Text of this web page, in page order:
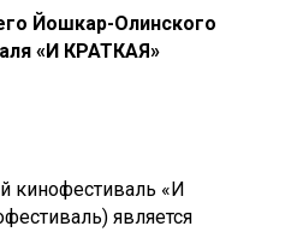
Йошкар-Олинского
«И КРАТКАЯ»
кинофестиваль «И
является